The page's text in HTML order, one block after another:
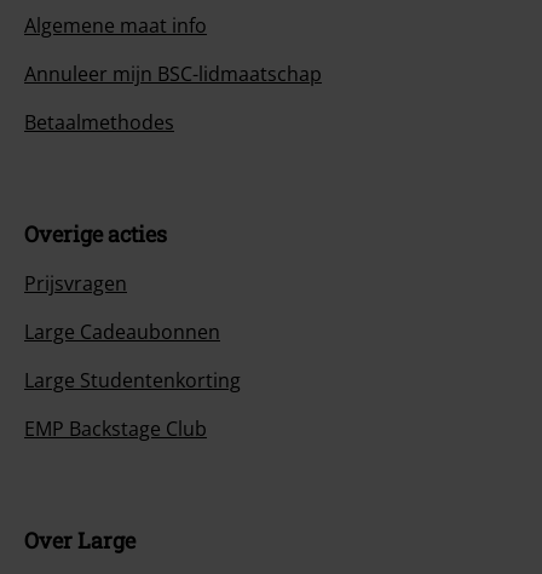
Algemene maat info
Annuleer mijn BSC-lidmaatschap
Betaalmethodes
Overige acties
Prijsvragen
Large Cadeaubonnen
Large Studentenkorting
EMP Backstage Club
Over Large